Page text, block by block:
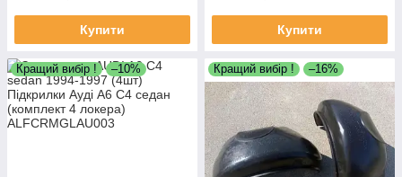
Купити Купити
Кращий вибір ! –10% Кращий вибір ! –16%